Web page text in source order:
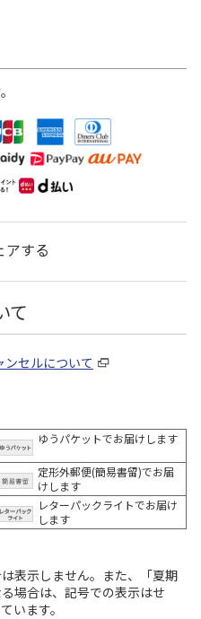
アする
て
ンセルについて
ゆうパケットでお届けします
定形外郵便(簡易書留)でお届
けします
レターパックライトでお届け
します
表示しません。また、「夏期
場合は、記号での表示はせ
います。